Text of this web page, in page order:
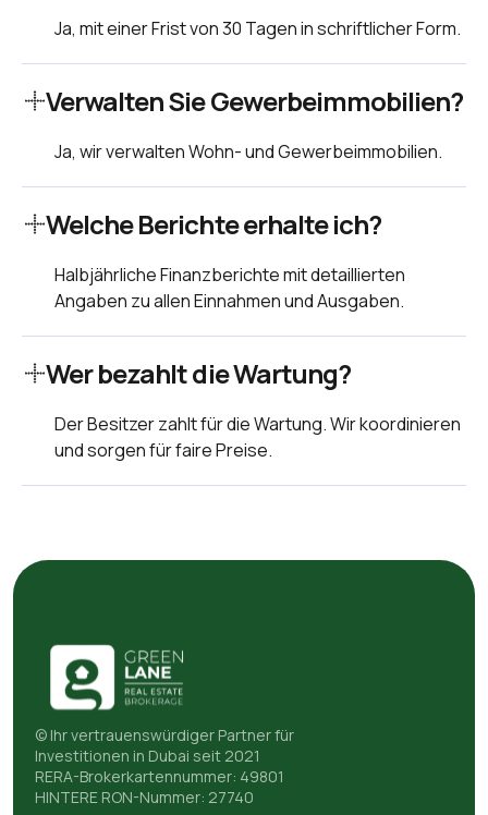
Ja, mit einer Frist von 30 Tagen in schriftlicher Form.
Verwalten Sie Gewerbeimmobilien?
Ja, wir verwalten Wohn- und Gewerbeimmobilien.
Welche Berichte erhalte ich?
Halbjährliche Finanzberichte mit detaillierten
Angaben zu allen Einnahmen und Ausgaben.
Wer bezahlt die Wartung?
Der Besitzer zahlt für die Wartung. Wir koordinieren
und sorgen für faire Preise.
© Ihr vertrauenswürdiger Partner für
Investitionen in Dubai seit 2021
RERA-Brokerkartennummer: 49801
HINTERE RON-Nummer: 27740